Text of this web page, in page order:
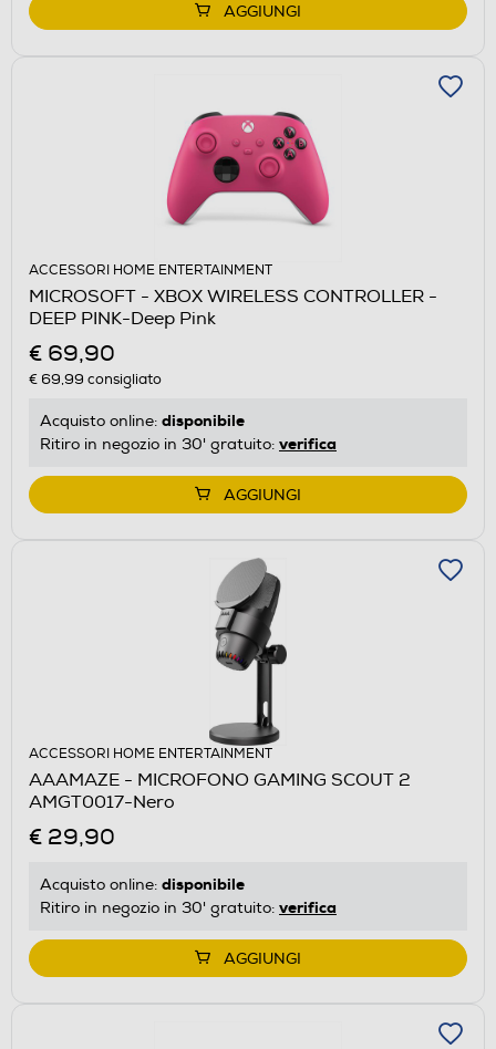
AGGIUNGI
ACCESSORI HOME ENTERTAINMENT
MICROSOFT - XBOX WIRELESS CONTROLLER -
DEEP PINK-Deep Pink
€ 69,90
€ 69,99 consigliato
Acquisto online: disponibile
Ritiro in negozio in 30' gratuito: verifica
AGGIUNGI
ACCESSORI HOME ENTERTAINMENT
AAAMAZE - MICROFONO GAMING SCOUT 2
AMGT0017-Nero
€ 29,90
Acquisto online: disponibile
Ritiro in negozio in 30' gratuito: verifica
AGGIUNGI